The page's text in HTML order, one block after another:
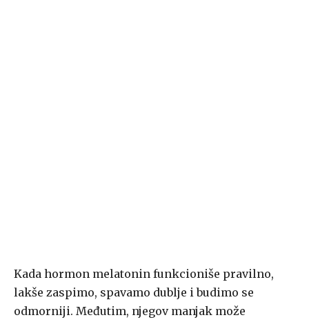
Kada hormon melatonin funkcioniše pravilno,
lakše zaspimo, spavamo dublje i budimo se
odmorniji. Međutim, njegov manjak može